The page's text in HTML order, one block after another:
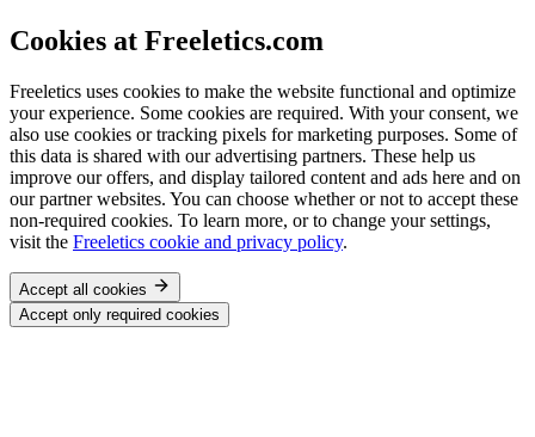
Cookies at Freeletics.com
Freeletics uses cookies to make the website functional and optimize
your experience. Some cookies are required. With your consent, we
also use cookies or tracking pixels for marketing purposes. Some of
this data is shared with our advertising partners. These help us
improve our offers, and display tailored content and ads here and on
our partner websites. You can choose whether or not to accept these
non-required cookies. To learn more, or to change your settings,
visit the Freeletics cookie and privacy policy.
Accept all cookies
Accept only required cookies